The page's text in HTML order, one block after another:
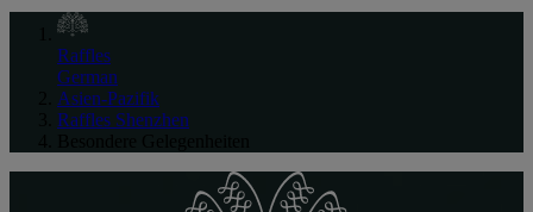
Raffles
German
Asien-Pazifik
Raffles Shenzhen